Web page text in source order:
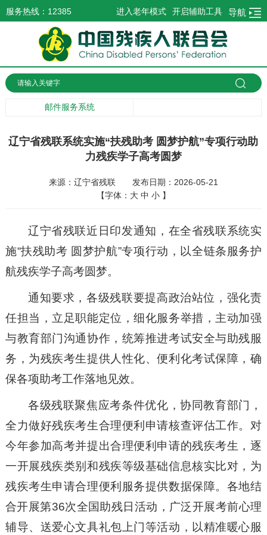
服务热线：12385 导航
开启辅助工具
进入老年模式
邮件服务系统
辽宁省残联系统实施“扶残助考 圆梦护航”专项行动助
力残疾学子高考圆梦
来源：辽宁省残联
发布日期：2026-05-21
【字体： 大 中 小 】
辽宁省残联近日印发通知，在全省残联系统实
施“扶残助考 圆梦护航”专项行动，以全链条服务护
航残疾学子高考圆梦。
通知要求，各级残联要提高政治站位，强化责
任担当，立足职能定位，细化服务举措，主动加强
与教育部门沟通协作，统筹推进考试安全与助残服
务，为残疾考生提供人性化、便利化考试保障，确
保各项助考工作落地见效。
各级残联聚焦应考条件优化，协同教育部门，
全力做好残疾考生合理便利申请核查评估工作。对
今年参加高考并提出合理便利申请的残疾考生，逐
一开展残疾类别和残疾等级基础信息核实比对，为
残疾考生申请合理便利服务提供数据保障。各地结
合开展第36次全国助残日活动，广泛开展考前心理
辅导、送爱心文具礼包上门等活动，以精准暖心服